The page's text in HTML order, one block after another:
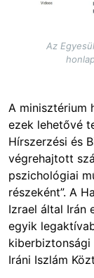
Az
A minisztérium
ezek lehetővé
Hírszerzési és
végrehajtott
pszichológiai
részeként”. A
Izrael által Irán
egyik
Iráni Iszlám